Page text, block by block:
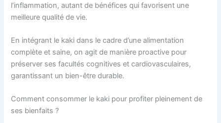
l’inflammation, autant de bénéfices qui favorisent une
meilleure qualité de vie.
En intégrant le kaki dans le cadre d’une alimentation
complète et saine, on agit de manière proactive pour
préserver ses facultés cognitives et cardiovasculaires,
garantissant un bien-être durable.
Comment consommer le kaki pour profiter pleinement de
ses bienfaits ?